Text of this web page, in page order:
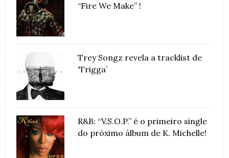
“Fire We Make” !
Trey Songz revela a tracklist de
‘Trigga’
R&B: “V.S.O.P.” é o primeiro single
do próximo álbum de K. Michelle!